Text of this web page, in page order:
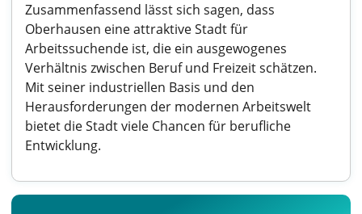
Zusammenfassend lässt sich sagen, dass
Oberhausen eine attraktive Stadt für
Arbeitssuchende ist, die ein ausgewogenes
Verhältnis zwischen Beruf und Freizeit schätzen.
Mit seiner industriellen Basis und den
Herausforderungen der modernen Arbeitswelt
bietet die Stadt viele Chancen für berufliche
Entwicklung.